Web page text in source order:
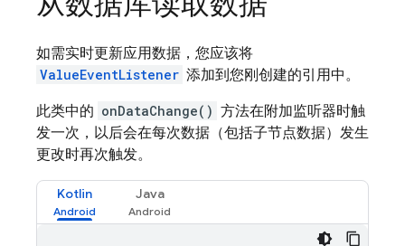
如需实时更新应用数据，您应该将
ValueEventListener 添加到您刚创建的引用中。
此类中的 onDataChange() 方法在附加监听器时触
发一次，以后会在每次数据（包括子节点数据）发生
更改时再次触发。
Kotlin Java